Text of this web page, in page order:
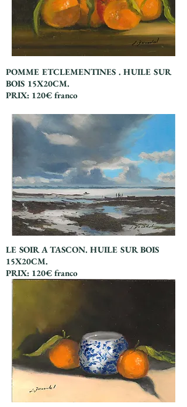
POMME ETCLEMENTINES . HUILE SUR
BOIS 15X20CM.
PRIX: 120€ franco
LE SOIR A TASCON. HUILE SUR BOIS
15X20CM.
PRIX: 120€ franco